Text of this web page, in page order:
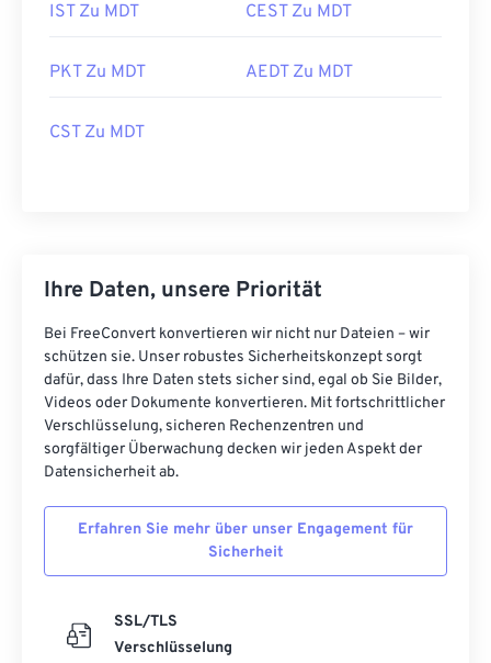
IST Zu MDT CEST Zu MDT
PKT Zu MDT AEDT Zu MDT
CST Zu MDT
Ihre Daten, unsere Priorität
Bei FreeConvert konvertieren wir nicht nur Dateien – wir
schützen sie. Unser robustes Sicherheitskonzept sorgt
dafür, dass Ihre Daten stets sicher sind, egal ob Sie Bilder,
Videos oder Dokumente konvertieren. Mit fortschrittlicher
Verschlüsselung, sicheren Rechenzentren und
sorgfältiger Überwachung decken wir jeden Aspekt der
Datensicherheit ab.
Erfahren Sie mehr über unser Engagement für
Sicherheit
SSL/TLS
Verschlüsselung